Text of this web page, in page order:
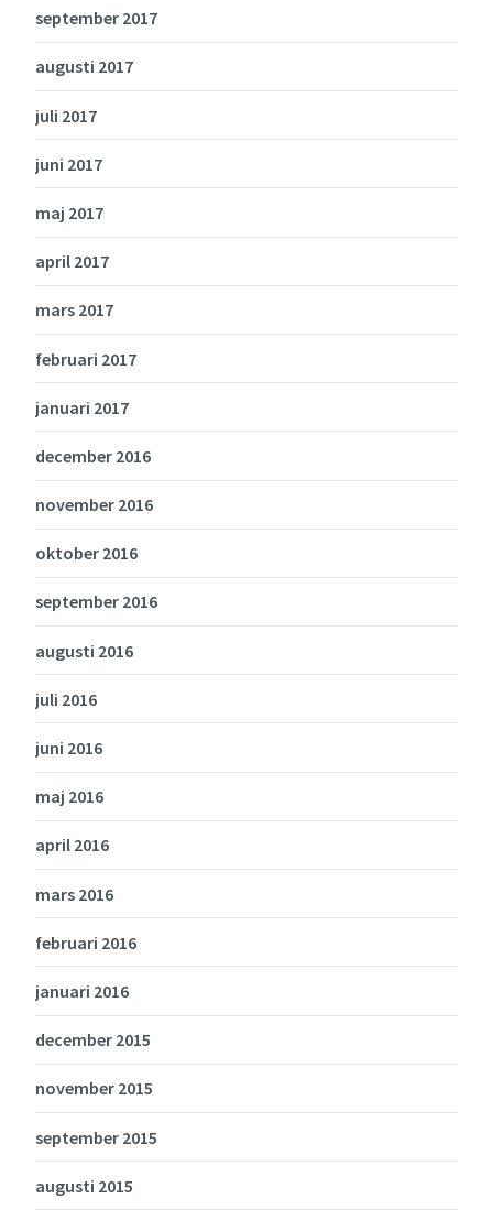
september 2017
augusti 2017
juli 2017
juni 2017
maj 2017
april 2017
mars 2017
februari 2017
januari 2017
december 2016
november 2016
oktober 2016
september 2016
augusti 2016
juli 2016
juni 2016
maj 2016
april 2016
mars 2016
februari 2016
januari 2016
december 2015
november 2015
september 2015
augusti 2015